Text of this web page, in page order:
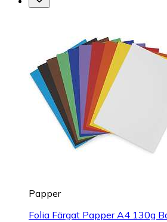
Papper
Folia Färgat Papper A4 130g